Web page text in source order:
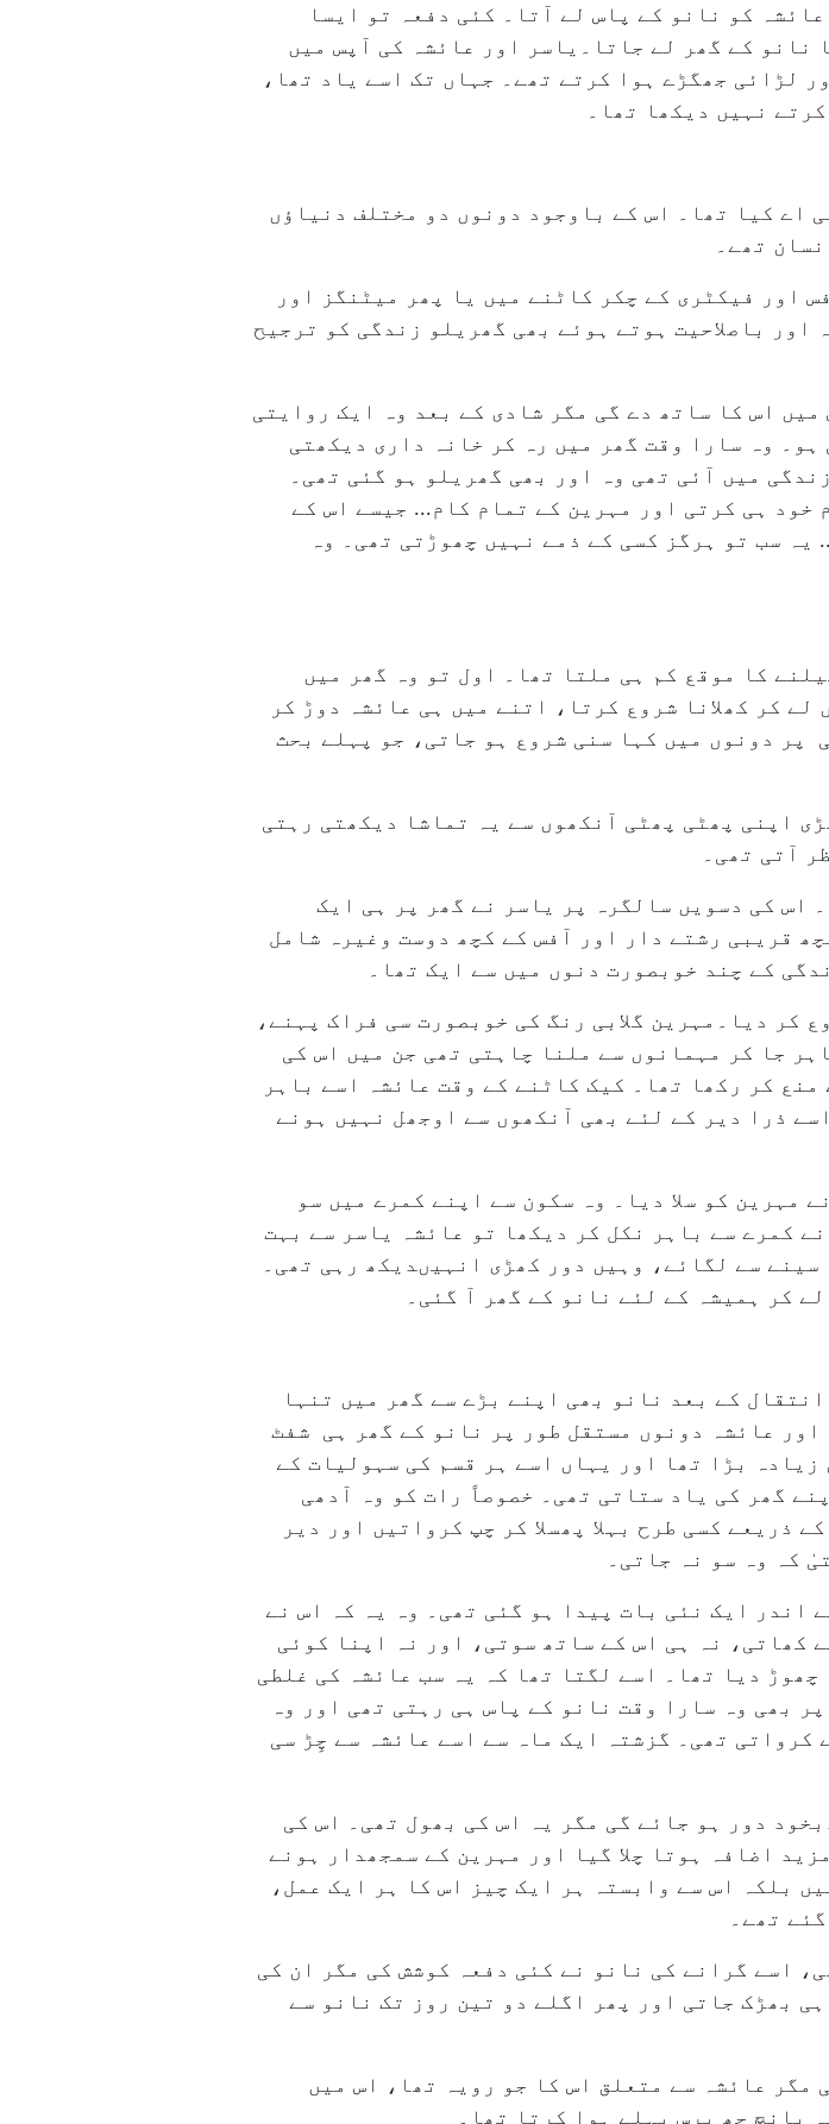
کو نانو کے پاس لے آتا۔ کئی دفعہ تو ایسا
نانو کے گھر لے جاتا۔یاسر اور عائشہ کی آپس میں
لڑائی جھگڑے ہوا کرتے تھے۔ جہاں تک اسے یاد تھا،
نہیں دیکھا تھا۔
اے کیا تھا۔ اس کے باوجود دونوں دو مختلف دنیاؤں
تھے۔
اور فیکٹری کے چکر کاٹنے میں یا پھر میٹنگز اور
اور باصلاحیت ہوتے ہوئے بھی گھریلو زندگی کو ترجیح
اس کا ساتھ دے گی مگر شادی کے بعد وہ ایک روایتی
وہ سارا وقت گھر میں رہ کر خانہ داری دیکھتی
میں آئی تھی وہ اور بھی گھریلو ہو گئی تھی۔
ہی کرتی اور مہرین کے تمام کام... جیسے اس کے
سب تو ہرگز کسی کے ذمے نہیں چھوڑتی تھی۔ وہ
کا موقع کم ہی ملتا تھا۔ اول تو وہ گھر میں
کر کھلانا شروع کرتا، اتنے میں ہی عائشہ دوڑ کر
پر دونوں میں کہا سنی شروع ہو جاتی، جو پہلے بحث
اپنی پھٹی پھٹی آنکھوں سے یہ تماشا دیکھتی رہتی
آتی تھی۔
اس کی دسویں سالگرہ پر یاسر نے گھر پر ہی ایک
قریبی رشتے دار اور آفس کے کچھ دوست وغیرہ شامل
کے چند خوبصورت دنوں میں سے ایک تھا۔
کر دیا۔مہرین گلابی رنگ کی خوبصورت سی فراک پہنے،
جا کر مہمانوں سے ملنا چاہتی تھی جن میں اس کی
کر رکھا تھا۔ کیک کاٹنے کے وقت عائشہ اسے باہر
ذرا دیر کے لئے بھی آنکھوں سے اوجھل نہیں ہونے
مہرین کو سلا دیا۔ وہ سکون سے اپنے کمرے میں سو
کمرے سے باہر نکل کر دیکھا تو عائشہ یاسر سے بہت
سے لگائے، وہیں دور کھڑی انہیںدیکھ رہی تھی۔
کر ہمیشہ کے لئے نانو کے گھر آ گئی۔
کے بعد نانو بھی اپنے بڑے سے گھر میں تنہا
عائشہ دونوں مستقل طور پر نانو کے گھر ہی شفٹ
بڑا تھا اور یہاں اسے ہر قسم کی سہولیات کے
گھر کی یاد ستاتی تھی۔ خصوصاً رات کو وہ آدھی
ذریعے کسی طرح بہلا پھسلا کر چپ کرواتیں اور دیر
کہ وہ سو نہ جاتی۔
اندر ایک نئی بات پیدا ہو گئی تھی۔ وہ یہ کہ اس نے
کھاتی، نہ ہی اس کے ساتھ سوتی، اور نہ اپنا کوئی
دیا تھا۔ اسے لگتا تھا کہ یہ سب عائشہ کی غلطی
بھی وہ سارا وقت نانو کے پاس ہی رہتی تھی اور وہ
تھی۔ گزشتہ ایک ماہ سے اسے عائشہ سے چِڑ سی
دور ہو جائے گی مگر یہ اس کی بھول تھی۔ اس کی
اضافہ ہوتا چلا گیا اور مہرین کے سمجھدار ہونے
بلکہ اس سے وابستہ ہر ایک چیز اس کا ہر ایک عمل،
تھے۔
اسے گرانے کی نانو نے کئی دفعہ کوشش کی مگر ان کی
بھڑک جاتی اور پھر اگلے دو تین روز تک نانو سے
مگر عائشہ سے متعلق اس کا جو رویہ تھا، اس میں
پانچ چھ برس پہلے ہوا کرتا تھا۔